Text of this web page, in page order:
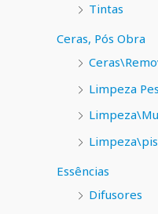
Tintas
Ceras, Pós Obra
Limpeza
Essências
Difusores